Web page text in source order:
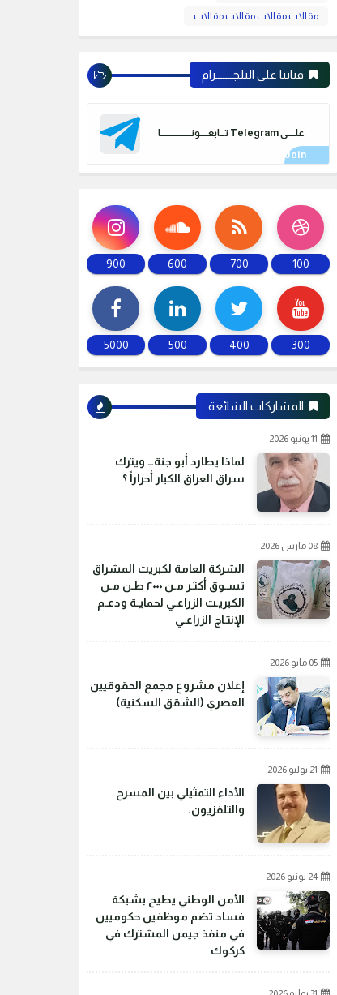
مقالات مقالات مقالات مقالات
قناتنا على التلجـــــــرام
علـــــى Telegram تـــابعـــــونـــــــــــــــــــا
100
700
600
900
300
400
500
5000
المشاركات الشائعة
11 يونيو 2026
لماذا يطارد أبو جنة… ويترك
سراق العراق الكبار أحراراً ؟
08 مارس 2026
الشركة العامة لكبريت المشراق
تسـوق أكثـر مـن ٢٠٠٠ طـن مـن
الكبريـت الزراعـي لحمايـة ودعـم
الإنتـاج الزراعـي
05 مايو 2026
إعلان مشروع مجمع الحقوقيين
العصري (الشقق السكنية)
21 يوليو 2026
الأداء التمثيلي بين المسرح
والتلفزيون.
24 يونيو 2026
الأمن الوطني يطيح بشبكة
فساد تضم موظفين حكوميين
في منفذ جيمن المشترك في
كركوك